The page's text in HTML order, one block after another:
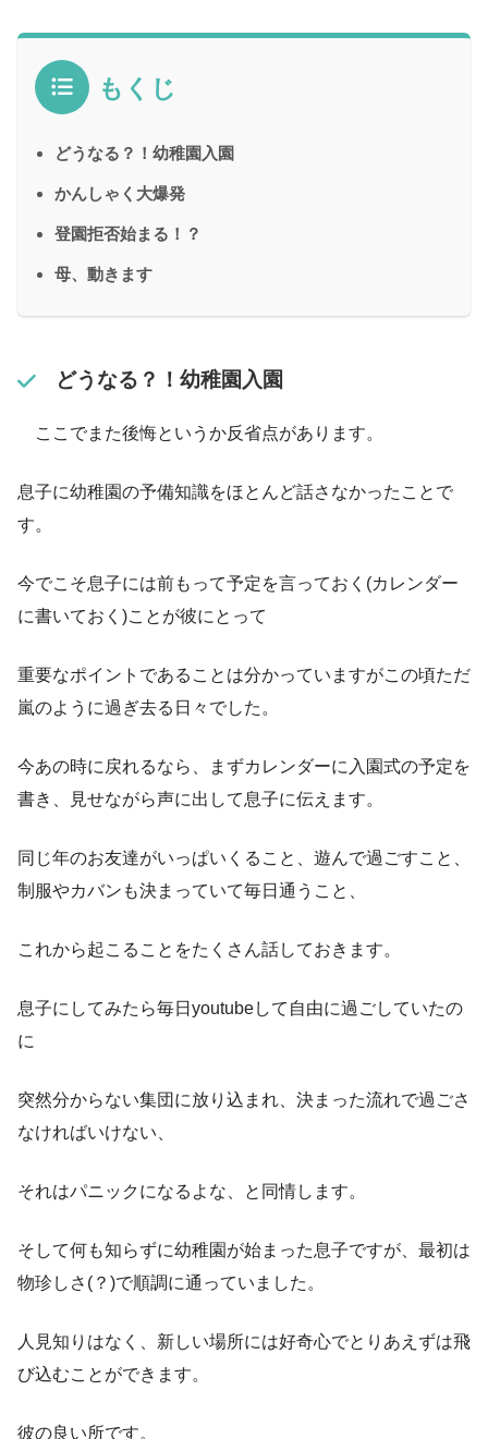
もくじ
どうなる？！幼稚園入園
かんしゃく大爆発
登園拒否始まる！？
母、動きます
どうなる？！幼稚園入園
ここでまた後悔というか反省点があります。
息子に幼稚園の予備知識をほとんど話さなかったことで
す。
今でこそ息子には前もって予定を言っておく(カレンダー
に書いておく)ことが彼にとって
重要なポイントであることは分かっていますがこの頃ただ
嵐のように過ぎ去る日々でした。
今あの時に戻れるなら、まずカレンダーに入園式の予定を
書き、見せながら声に出して息子に伝えます。
同じ年のお友達がいっぱいくること、遊んで過ごすこと、
制服やカバンも決まっていて毎日通うこと、
これから起こることをたくさん話しておきます。
息子にしてみたら毎日youtubeして自由に過ごしていたの
に
突然分からない集団に放り込まれ、決まった流れで過ごさ
なければいけない、
それはパニックになるよな、と同情します。
そして何も知らずに幼稚園が始まった息子ですが、最初は
物珍しさ(？)で順調に通っていました。
人見知りはなく、新しい場所には好奇心でとりあえずは飛
び込むことができます。
彼の良い所です。